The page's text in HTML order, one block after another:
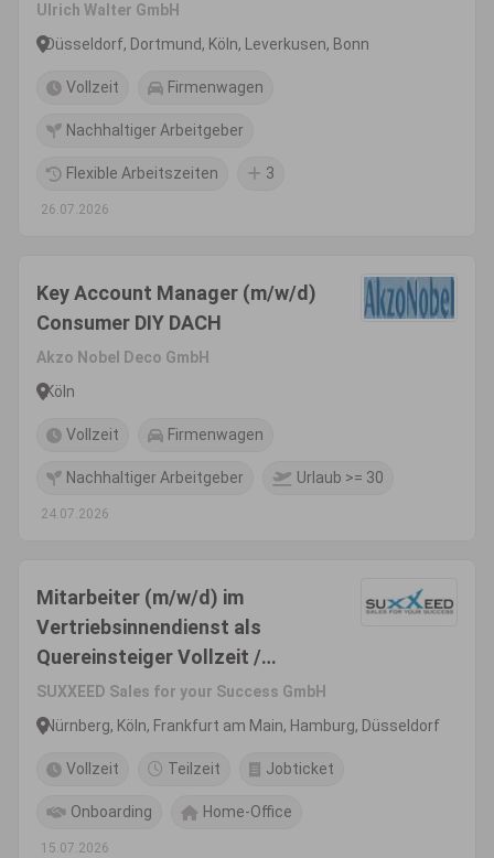
Ulrich Walter GmbH
Düsseldorf, Dortmund, Köln, Leverkusen, Bonn
Vollzeit Firmenwagen
Nachhaltiger Arbeitgeber
Flexible Arbeitszeiten 3
26.07.2026
Key Account Manager (m/w/d)
Consumer DIY DACH
Akzo Nobel Deco GmbH
Köln
Vollzeit Firmenwagen
Nachhaltiger Arbeitgeber Urlaub >= 30
24.07.2026
Mitarbeiter (m/w/d) im
Vertriebsinnendienst als
Quereinsteiger Vollzeit /
Teilzeit
SUXXEED Sales for your Success GmbH
Nürnberg, Köln, Frankfurt am Main, Hamburg, Düsseldorf
Vollzeit Teilzeit Jobticket
Onboarding Home-Office
15.07.2026